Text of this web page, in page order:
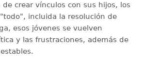
de crear vínculos con sus hijos, los
incluida la resolución de
esos jóvenes se vuelven
y las frustraciones, además de